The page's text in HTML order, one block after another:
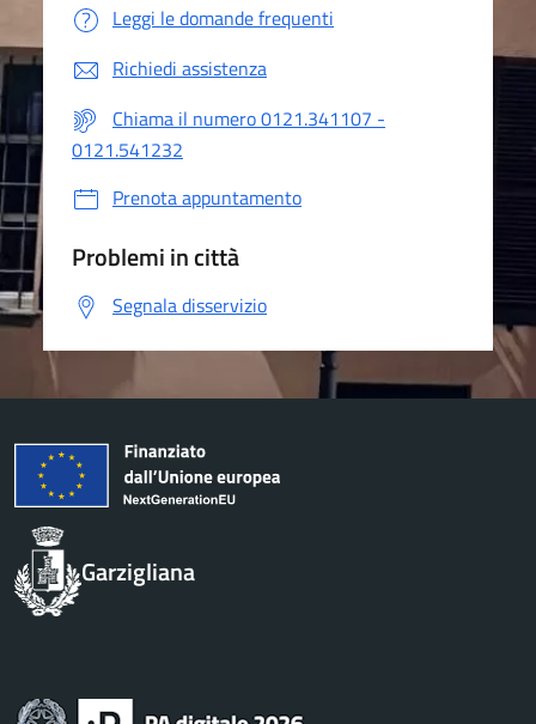
Leggi le domande frequenti
Richiedi assistenza
Chiama il numero 0121.341107 -
0121.541232
Prenota appuntamento
Problemi in città
Segnala disservizio
Garzigliana